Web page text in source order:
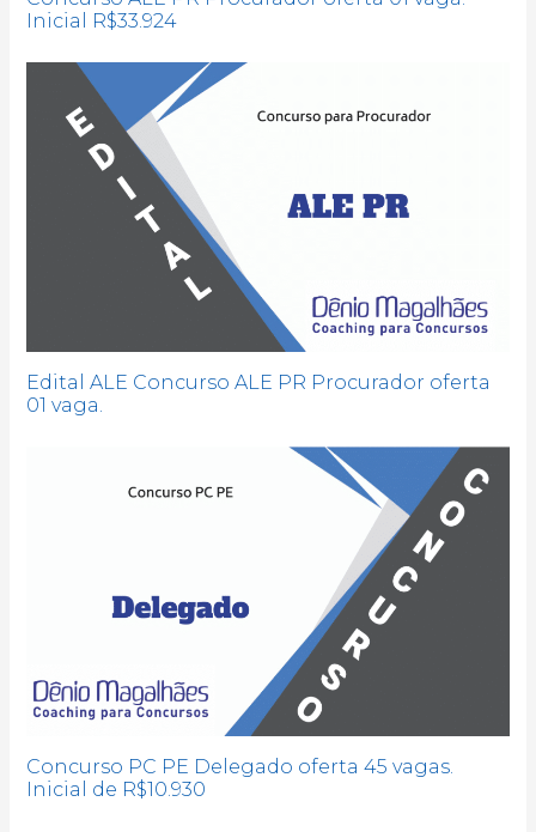
Inicial R$33.924
Edital ALE Concurso ALE PR Procurador oferta
01 vaga.
Concurso PC PE Delegado oferta 45 vagas.
Inicial de R$10.930